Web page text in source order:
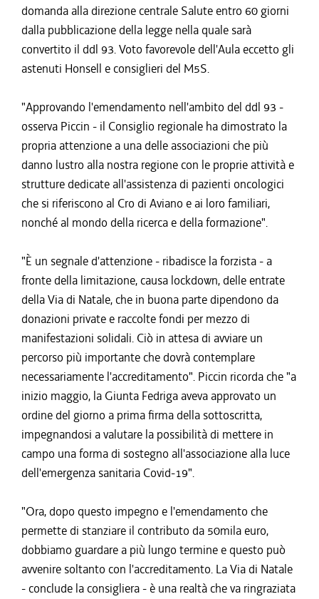
domanda alla direzione centrale Salute entro 60 giorni
dalla pubblicazione della legge nella quale sarà
convertito il ddl 93. Voto favorevole dell'Aula eccetto gli
astenuti Honsell e consiglieri del M5S.
"Approvando l'emendamento nell'ambito del ddl 93 -
osserva Piccin - il Consiglio regionale ha dimostrato la
propria attenzione a una delle associazioni che più
danno lustro alla nostra regione con le proprie attività e
strutture dedicate all'assistenza di pazienti oncologici
che si riferiscono al Cro di Aviano e ai loro familiari,
nonché al mondo della ricerca e della formazione".
"È un segnale d'attenzione - ribadisce la forzista - a
fronte della limitazione, causa lockdown, delle entrate
della Via di Natale, che in buona parte dipendono da
donazioni private e raccolte fondi per mezzo di
manifestazioni solidali. Ciò in attesa di avviare un
percorso più importante che dovrà contemplare
necessariamente l'accreditamento". Piccin ricorda che "a
inizio maggio, la Giunta Fedriga aveva approvato un
ordine del giorno a prima firma della sottoscritta,
impegnandosi a valutare la possibilità di mettere in
campo una forma di sostegno all'associazione alla luce
dell'emergenza sanitaria Covid-19".
"Ora, dopo questo impegno e l'emendamento che
permette di stanziare il contributo da 50mila euro,
dobbiamo guardare a più lungo termine e questo può
avvenire soltanto con l'accreditamento. La Via di Natale
- conclude la consigliera - è una realtà che va ringraziata